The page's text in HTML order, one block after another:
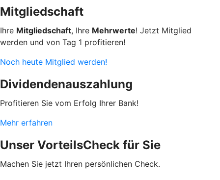
Mitgliedschaft
Ihre Mitgliedschaft, Ihre Mehrwerte! Jetzt Mitglied
werden und von Tag 1 profitieren!
Noch heute Mitglied werden!
Dividendenauszahlung
Profitieren Sie vom Erfolg Ihrer Bank!
Mehr erfahren
Unser VorteilsCheck für Sie
Machen Sie jetzt Ihren persönlichen Check.